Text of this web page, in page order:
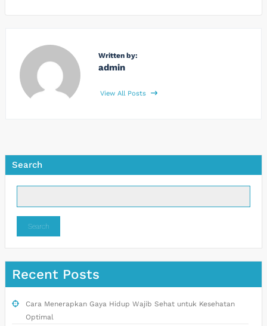
Written by:
admin
View All Posts
Search
Search
Recent Posts
Cara Menerapkan Gaya Hidup Wajib Sehat untuk Kesehatan
Optimal